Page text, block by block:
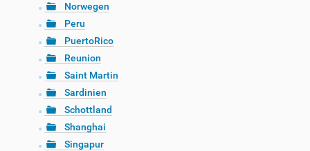
Norwegen
Peru
PuertoRico
Reunion
Saint Martin
Sardinien
Schottland
Shanghai
Singapur